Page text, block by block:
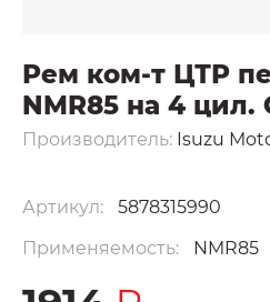
Рем ком-т ЦТР
NMR85 на 4 цил.
Производитель: Isuzu
Артикул:
5878315990
Применяемость:
NMR85